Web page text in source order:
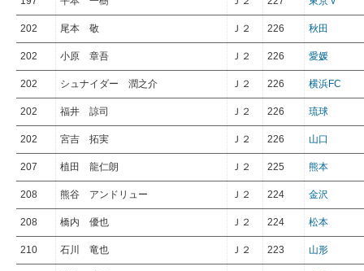
202 尾本 敬 Ｊ２ 226 秋田
202 小原 章吾 Ｊ２ 226 愛媛
202 シュナイダー 潤之介 Ｊ２ 226 横浜FC
202 福井 諒司 Ｊ２ 226 琉球
202 宮吉 拓実 Ｊ２ 226 山口
207 植田 龍仁朗 Ｊ２ 225 熊本
208 熊谷 アンドリュー Ｊ２ 224 金沢
208 橋内 優也 Ｊ２ 224 松本
210 石川 竜也 Ｊ２ 223 山形